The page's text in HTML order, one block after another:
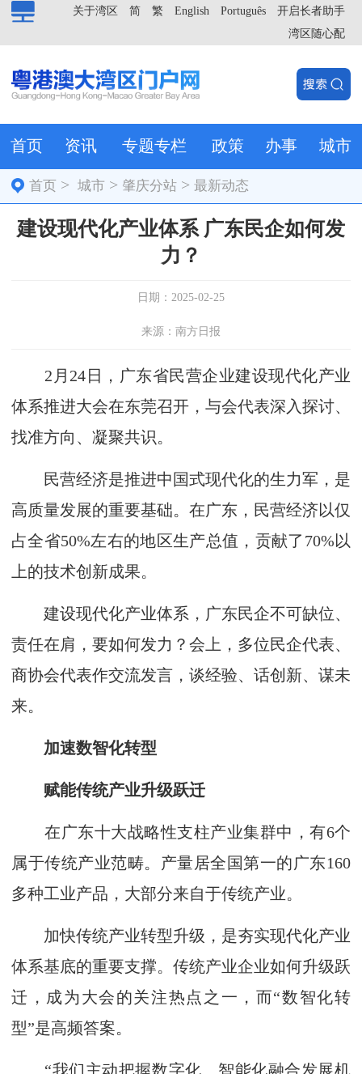
开启长者助手
Português
English
繁
简
关于湾区
湾区随心配
首页 资讯 专题专栏 政策 办事 城市
首页 >城市 > 肇庆分站 >最新动态
建设现代化产业体系 广东民企如何发
力？
日期：2025-02-25
来源：南方日报
2月24日，广东省民营企业建设现代化产业
体系推进大会在东莞召开，与会代表深入探讨、
找准方向、凝聚共识。
民营经济是推进中国式现代化的生力军，是
高质量发展的重要基础。在广东，民营经济以仅
占全省50%左右的地区生产总值，贡献了70%以
上的技术创新成果。
建设现代化产业体系，广东民企不可缺位、
责任在肩，要如何发力？会上，多位民企代表、
商协会代表作交流发言，谈经验、话创新、谋未
来。
加速数智化转型
赋能传统产业升级跃迁
在广东十大战略性支柱产业集群中，有6个
属于传统产业范畴。产量居全国第一的广东160
多种工业产品，大部分来自于传统产业。
加快传统产业转型升级，是夯实现代化产业
体系基底的重要支撑。传统产业企业如何升级跃
迁，成为大会的关注热点之一，而“数智化转
型”是高频答案。
“我们主动把握数字化、智能化融合发展机